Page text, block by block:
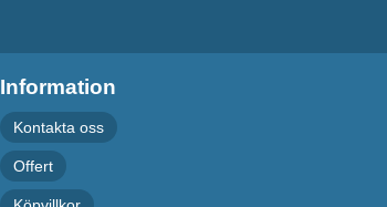
Information
Kontakta oss
Offert